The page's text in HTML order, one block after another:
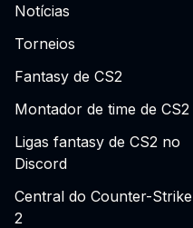
Notícias
Torneios
Fantasy de CS2
Montador de time de CS2
Ligas fantasy de CS2 no
Discord
Central do Counter-Strike
2